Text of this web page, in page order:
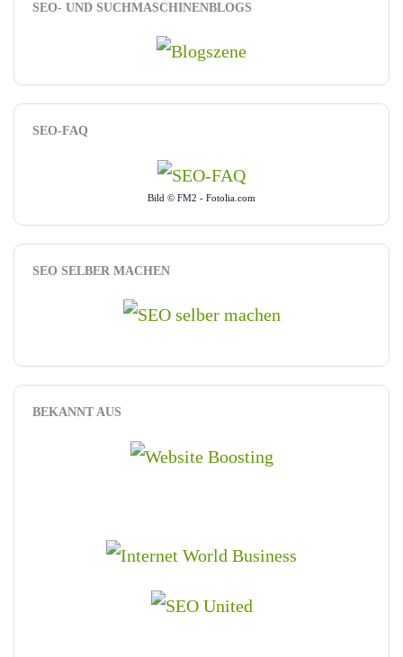
SEO- UND SUCHMASCHINENBLOGS
SEO-FAQ
Bild © FM2 - Fotolia.com
SEO SELBER MACHEN
BEKANNT AUS